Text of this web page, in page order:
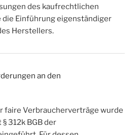
des kaufrechtlichen
die Einführung eigenständiger
Herstellers.
an den
faire Verbraucherverträge wurde
312k BGB der